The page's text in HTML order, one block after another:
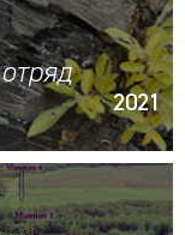
2021